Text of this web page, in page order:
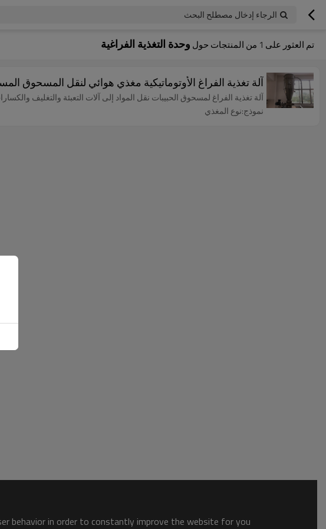
الرجاء إدخال مصطلح البحث
تم العثور على 1 من المنتجات حول وحدة التغذية الفراغية
آلة تغذية الفراغ الأوتوماتيكية مغذي هوائي لنقل المسحوق
آلة تغذية الفراغ لمسحوق الحبيبات نقل المواد إلى آلات التعبئة والتغليف
نموذج:نوع المغذي
behavior in order to constantly improve the website for you.